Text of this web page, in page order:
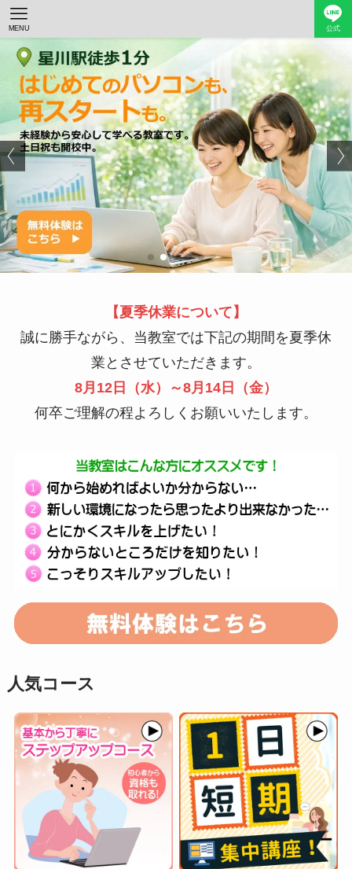
公式
MENU
【夏季休業について】
誠に勝手ながら、当教室では下記の期間を夏季休
業とさせていただきます。
8月12日（水）～8月14日（金）
何卒ご理解の程よろしくお願いいたします。
人気コース